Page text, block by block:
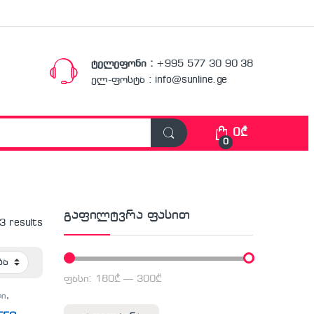
ტელეფონი : +995 577 30 90 38
ელ-ფოსტა : info@sunline.ge
0
0₾
3 results
,
გაფილტვრა ფასით
მინიმალური ფასი
მაქსიმალური ფასი
ფასი: 180₾ — 300₾